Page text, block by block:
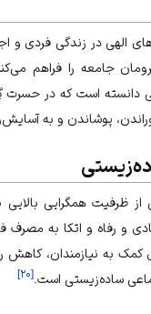
الهی در زندگی فردی و
جامعه را فراهم
دانسته است که در
پوشاندن و به
ظرفیت همگرایی
و رفاه و اتکا به مصرف
کمک به نیازمندان،
ساده‌زیستی است. [۲۰]